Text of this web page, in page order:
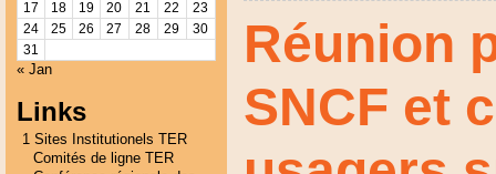
17
18 19 20 21 22
23
24
25 26 27 28 29
30
31
« Jan
Links
1 Sites Institutionels TER
Comités de ligne TER
Réunion
SNCF et